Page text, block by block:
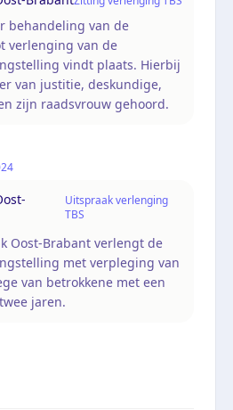
behandeling van de
verlenging van de
vindt plaats. Hierbij
van justitie, deskundige,
zijn raadsvrouw gehoord.
Uitspraak verlenging
TBS
Oost-Brabant verlengt de
met verpleging van
van betrokkene met een
jaren.